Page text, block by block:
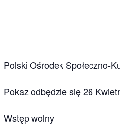
Polski Ośrodek Społeczno-
Pokaz odbędzie się26
Wstęp wolny